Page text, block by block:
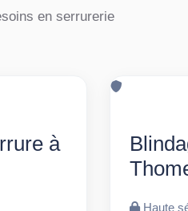
en serrurerie
à
Haute